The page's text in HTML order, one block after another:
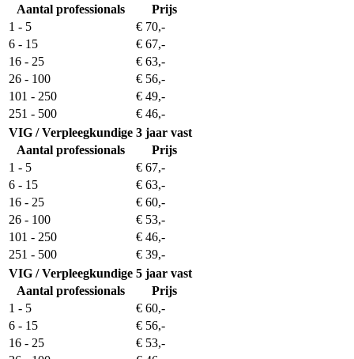
Aantal professionals
Prijs
1 - 5
€ 70,-
6 - 15
€ 67,-
16 - 25
€ 63,-
26 - 100
€ 56,-
101 - 250
€ 49,-
251 - 500
€ 46,-
VIG / Verpleegkundige 3 jaar vast
Aantal professionals
Prijs
1 - 5
€ 67,-
6 - 15
€ 63,-
16 - 25
€ 60,-
26 - 100
€ 53,-
101 - 250
€ 46,-
251 - 500
€ 39,-
VIG / Verpleegkundige 5 jaar vast
Aantal professionals
Prijs
1 - 5
€ 60,-
6 - 15
€ 56,-
16 - 25
€ 53,-